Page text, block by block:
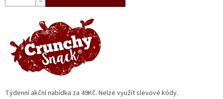
Týdenní akční nabídka za 49Kč. Nelze využít slevové kódy.